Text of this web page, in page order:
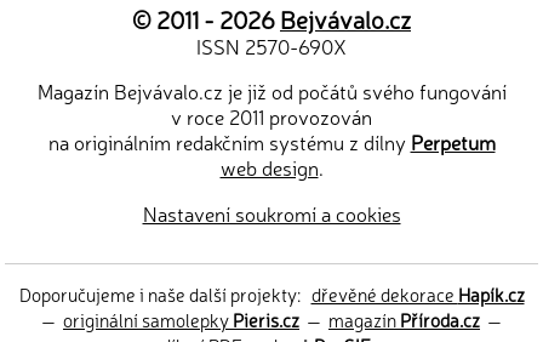
© 2011 - 2026Bejvávalo.cz
ISSN 2570-690X
Magazín Bejvávalo.cz je již od počátů svého fungování
v roce 2011 provozován
na originálním redakčním systému z dílny Perpetum
web design.
Nastavení soukromí a cookies
Doporučujeme i naše další projekty: dřevěné dekorace Hapík.cz
— originální samolepkyPieris.cz — magazínPříroda.cz —